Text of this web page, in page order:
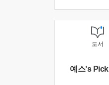
도서
예스's Pick